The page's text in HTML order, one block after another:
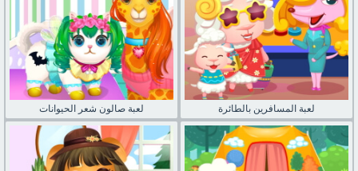
لعبة صالون شعر الحيوانات لعبة المسافرين بالطائرة